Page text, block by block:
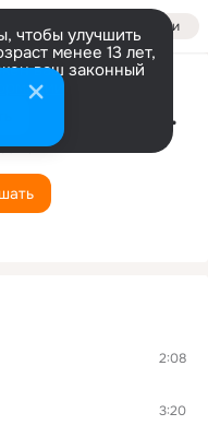
Войти
чтобы улучшить
менее 13 лет,
ваш законный
В Париж с любимой женщиной…
2:08
3:20